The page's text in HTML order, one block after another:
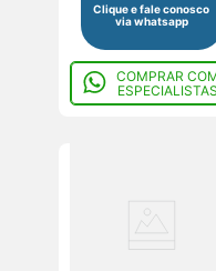
Clique e fale conosco
via whatsapp
COMPRAR
ESPECIALISTAS